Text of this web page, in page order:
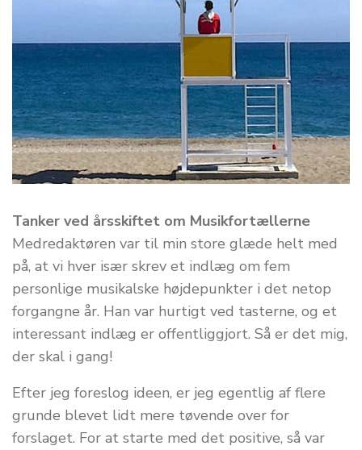
Tanker ved årsskiftet om Musikfortællerne
Medredaktøren var til min store glæde helt med
på, at vi hver især skrev et indlæg om fem
personlige musikalske højdepunkter i det netop
forgangne år. Han var hurtigt ved tasterne, og et
interessant indlæg er offentliggjort. Så er det mig,
der skal i gang!
Efter jeg foreslog ideen, er jeg egentlig af flere
grunde blevet lidt mere tøvende over for
forslaget. For at starte med det positive, så var